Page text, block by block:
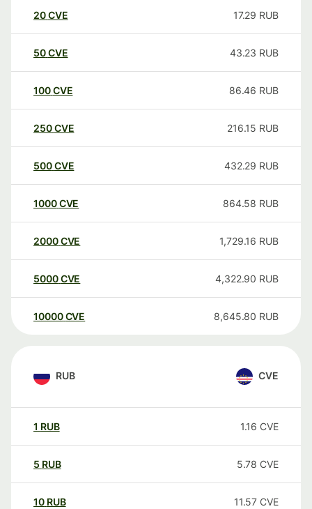
20CVE 17.29 RUB
50CVE 43.23 RUB
100CVE 86.46 RUB
250CVE 216.15 RUB
500CVE 432.29 RUB
1000CVE 864.58 RUB
2000CVE 1,729.16 RUB
5000CVE 4,322.90 RUB
10000 CVE 8,645.80 RUB
RUB CVE
1 RUB 1.16 CVE
5 RUB 5.78 CVE
10 RUB 11.57 CVE